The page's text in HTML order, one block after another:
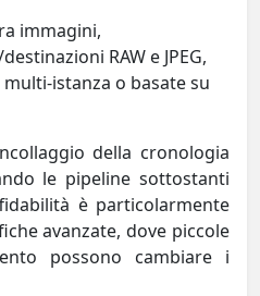
immagini,
RAW e JPEG,
istanza o basate su
della cronologia
le pipeline sottostanti
è particolarmente
avanzate, dove piccole
possono cambiare i